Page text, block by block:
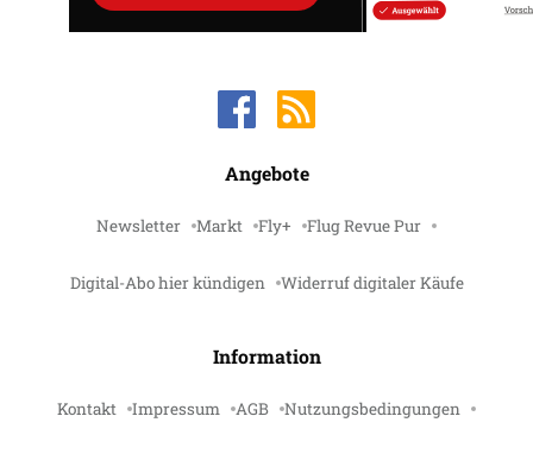
Angebote
Newsletter Markt Fly+ Flug Revue Pur
Digital-Abo hier kündigen Widerruf digitaler Käufe
Information
Kontakt Impressum AGB Nutzungsbedingungen